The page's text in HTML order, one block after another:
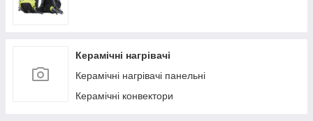
Керамічні нагрівачі
Керамічні нагрівачі панельні
Керамічні конвектори